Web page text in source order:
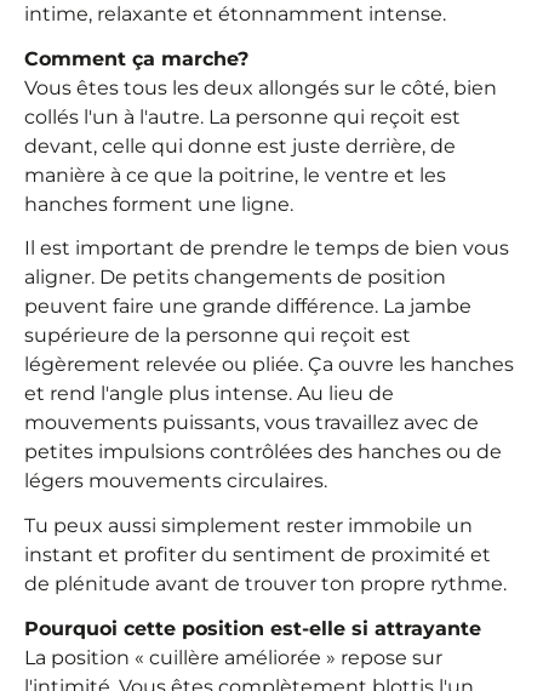
intime, relaxante et étonnamment intense.
Comment ça marche?
Vous êtes tous les deux allongés sur le côté, bien
collés l'un à l'autre. La personne qui reçoit est
devant, celle qui donne est juste derrière, de
manière à ce que la poitrine, le ventre et les
hanches forment une ligne.
Il est important de prendre le temps de bien vous
aligner. De petits changements de position
peuvent faire une grande différence. La jambe
supérieure de la personne qui reçoit est
légèrement relevée ou pliée. Ça ouvre les hanches
et rend l'angle plus intense. Au lieu de
mouvements puissants, vous travaillez avec de
petites impulsions contrôlées des hanches ou de
légers mouvements circulaires.
Tu peux aussi simplement rester immobile un
instant et profiter du sentiment de proximité et
de plénitude avant de trouver ton propre rythme.
Pourquoi cette position est-elle si attrayante
La position « cuillère améliorée » repose sur